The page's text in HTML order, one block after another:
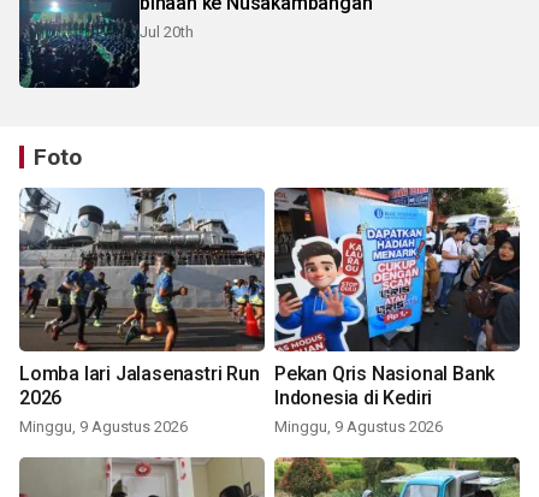
Jul 20th
Foto
Lomba lari Jalasenastri Run
2026
Minggu, 9 Agustus 2026
Pekan Qris Nasional Bank
Indonesia di Kediri
Minggu, 9 Agustus 2026